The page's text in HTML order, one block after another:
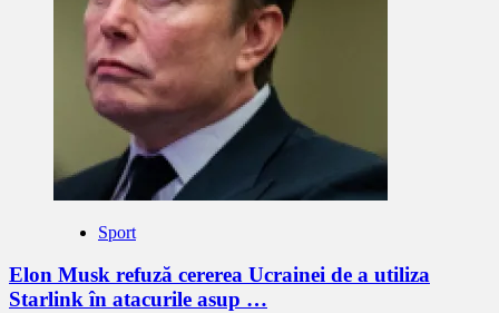
Sport
Elon Musk refuză cererea Ucrainei de a utiliza
Starlink în atacurile asup …